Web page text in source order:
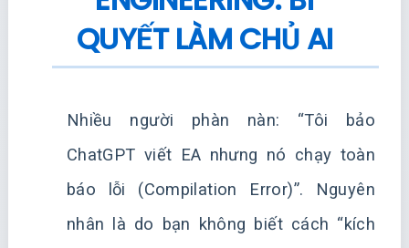
QUYẾT LÀM CHỦ AI
Nhiều người phàn nàn: “Tôi bảo
ChatGPT viết EA nhưng nó chạy toàn
báo lỗi (Compilation Error)”. Nguyên
nhân là do bạn không biết cách “kích